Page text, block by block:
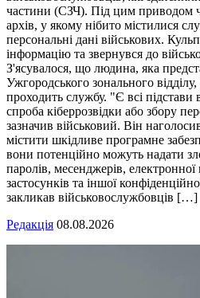
частини (СЗЧ). Під цим приводом
архів, у якому нібито містилися
персональні дані військових.
інформацію та звернувся до
З'ясувалося, що людина, яка
Ужгородського зонального
проходить службу. "Є всі
спроба кіберрозвідки або збору
зазначив військовий. Він
містити шкідливе програмне
вони потенційно можуть надати
паролів, месенджерів,
застосунків та іншої
закликав військовослужбовців […]
Редакція 08.08.2026